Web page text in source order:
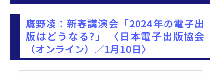
鷹野凌：新春講演会「2024年の電子出
版はどうなる?」 〈日本電子出版協会
（オンライン）／1月10日〉